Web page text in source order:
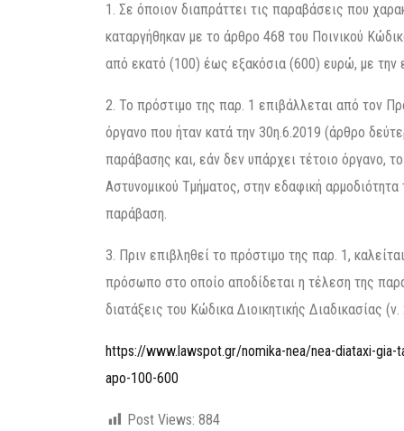
1. Σε όποιον διαπράττει τις παραβάσεις που
καταργήθηκαν με το άρθρο 468 του Ποινικού
από εκατό (100) έως εξακόσια (600) ευρώ, με την
2. Το πρόστιμο της παρ. 1 επιβάλλεται από τον
όργανο που ήταν κατά την 30η.6.2019 (άρθρο
παράβασης και, εάν δεν υπάρχει τέτοιο όργανο,
Αστυνομικού Τμήματος, στην εδαφική
παράβαση.
3. Πριν επιβληθεί το πρόστιμο της παρ. 1,
πρόσωπο στο οποίο αποδίδεται η τέλεση της
διατάξεις του Κώδικα Διοικητικής Διαδικασίας
https://www.lawspot.gr/nomika-nea/nea-diataxi-
apo-100-600
Post Views: 884